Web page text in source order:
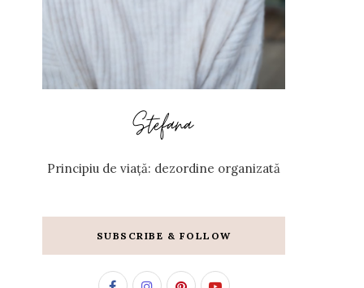
Principiu de viață: dezordine organizată
SUBSCRIBE & FOLLOW